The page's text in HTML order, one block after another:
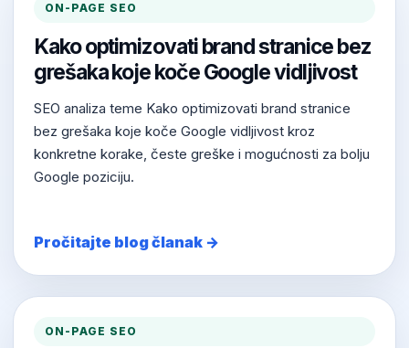
ON-PAGE SEO
Kako optimizovati brand stranice bez
grešaka koje koče Google vidljivost
SEO analiza teme Kako optimizovati brand stranice
bez grešaka koje koče Google vidljivost kroz
konkretne korake, česte greške i mogućnosti za bolju
Google poziciju.
Pročitajte blog članak →
ON-PAGE SEO